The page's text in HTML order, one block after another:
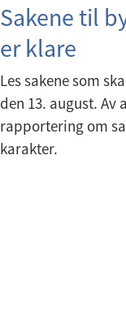
Sakene til
er klare
Les sakene som
den 13. august.
rapportering om
karakter.